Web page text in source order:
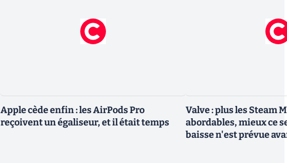
Apple cède enfin : les AirPods Pro
reçoivent un égaliseur, et il était temps
Valve : plus les Steam
abordables, mieux ce
baisse n'est prévue